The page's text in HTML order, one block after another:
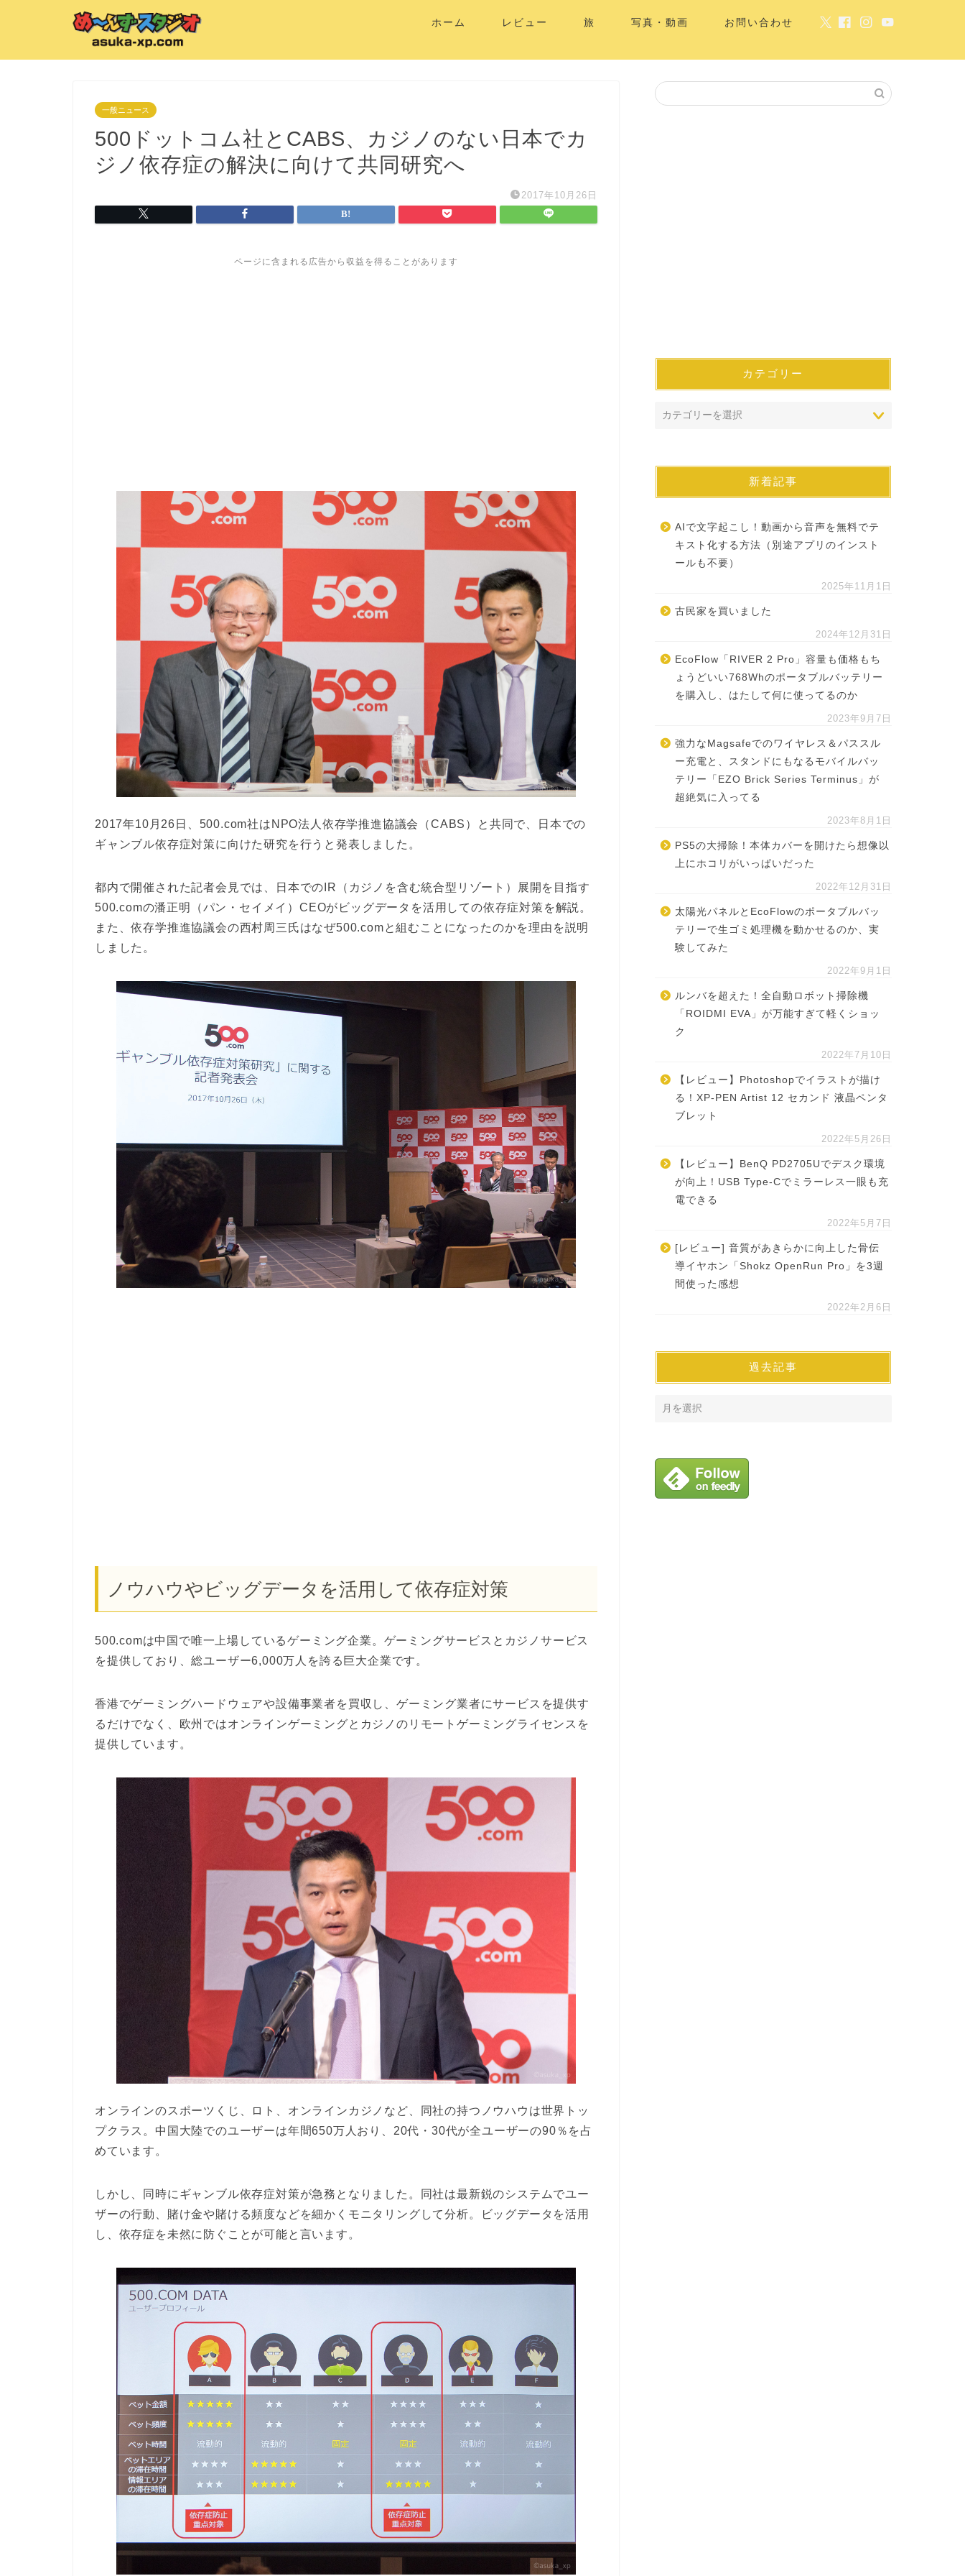
ホーム レビュー 旅 写真・動画 お問い合わせ
一般ニュース
500ドットコム社とCABS、カジノのない日本でカ
ジノ依存症の解決に向けて共同研究へ
2017年10月26日
ページに含まれる広告から収益を得ることがあります
2017年10月26日、500.com社はNPO法人依存学推進協議会（CABS）と共同で、日本での
ギャンブル依存症対策に向けた研究を行うと発表しました。
都内で開催された記者会見では、日本でのIR（カジノを含む統合型リゾート）展開を目指す
500.comの潘正明（パン・セイメイ）CEOがビッグデータを活用しての依存症対策を解説。
また、依存学推進協議会の西村周三氏はなぜ500.comと組むことになったのかを理由を説明
しました。
ノウハウやビッグデータを活用して依存症対策
500.comは中国で唯一上場しているゲーミング企業。ゲーミングサービスとカジノサービス
を提供しており、総ユーザー6,000万人を誇る巨大企業です。
香港でゲーミングハードウェアや設備事業者を買収し、ゲーミング業者にサービスを提供す
るだけでなく、欧州ではオンラインゲーミングとカジノのリモートゲーミングライセンスを
提供しています。
オンラインのスポーツくじ、ロト、オンラインカジノなど、同社の持つノウハウは世界トッ
プクラス。中国大陸でのユーザーは年間650万人おり、20代・30代が全ユーザーの90％を占
めています。
しかし、同時にギャンブル依存症対策が急務となりました。同社は最新鋭のシステムでユー
ザーの行動、賭け金や賭ける頻度などを細かくモニタリングして分析。ビッグデータを活用
し、依存症を未然に防ぐことが可能と言います。
カテゴリー
新着記事
AIで文字起こし！動画から音声を無料でテ
キスト化する方法（別途アプリのインスト
ールも不要）
2025年11月1日
古民家を買いました
2024年12月31日
EcoFlow「RIVER 2 Pro」容量も価格もち
ょうどいい768Whのポータブルバッテリー
を購入し、はたして何に使ってるのか
2023年9月7日
強力なMagsafeでのワイヤレス＆パススル
ー充電と、スタンドにもなるモバイルバッ
テリー「EZO Brick Series Terminus」が
超絶気に入ってる
2023年8月1日
PS5の大掃除！本体カバーを開けたら想像以
上にホコリがいっぱいだった
2022年12月31日
太陽光パネルとEcoFlowのポータブルバッ
テリーで生ゴミ処理機を動かせるのか、実
験してみた
2022年9月1日
ルンバを超えた！全自動ロボット掃除機
「ROIDMI EVA」が万能すぎて軽くショッ
ク
2022年7月10日
【レビュー】Photoshopでイラストが描け
る！XP-PEN Artist 12 セカンド 液晶ペンタ
ブレット
2022年5月26日
【レビュー】BenQ PD2705Uでデスク環境
が向上！USB Type-Cでミラーレス一眼も充
電できる
2022年5月7日
[レビュー] 音質があきらかに向上した骨伝
導イヤホン「Shokz OpenRun Pro」を3週
間使った感想
2022年2月6日
過去記事